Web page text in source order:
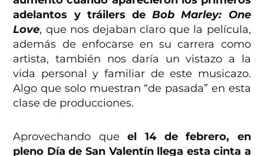
adelantos y tráilers deBob Marley: One
Love, que nos dejaban claro que la película,
además de enfocarse en su carrera como
artista, también nos daría un vistazo a la
vida personal y familiar de este musicazo.
Algo que solo muestran “de pasada” en esta
clase de producciones.
Aprovechando queel 14 de febrero, en
pleno Día de San Valentín llega esta cinta a